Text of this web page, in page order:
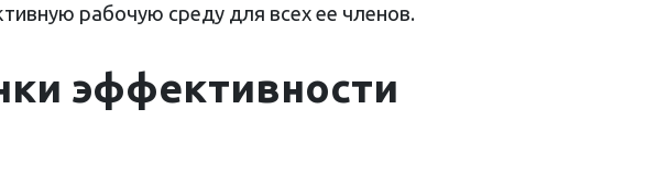
рабочую среду для всех ее членов.
эффективности